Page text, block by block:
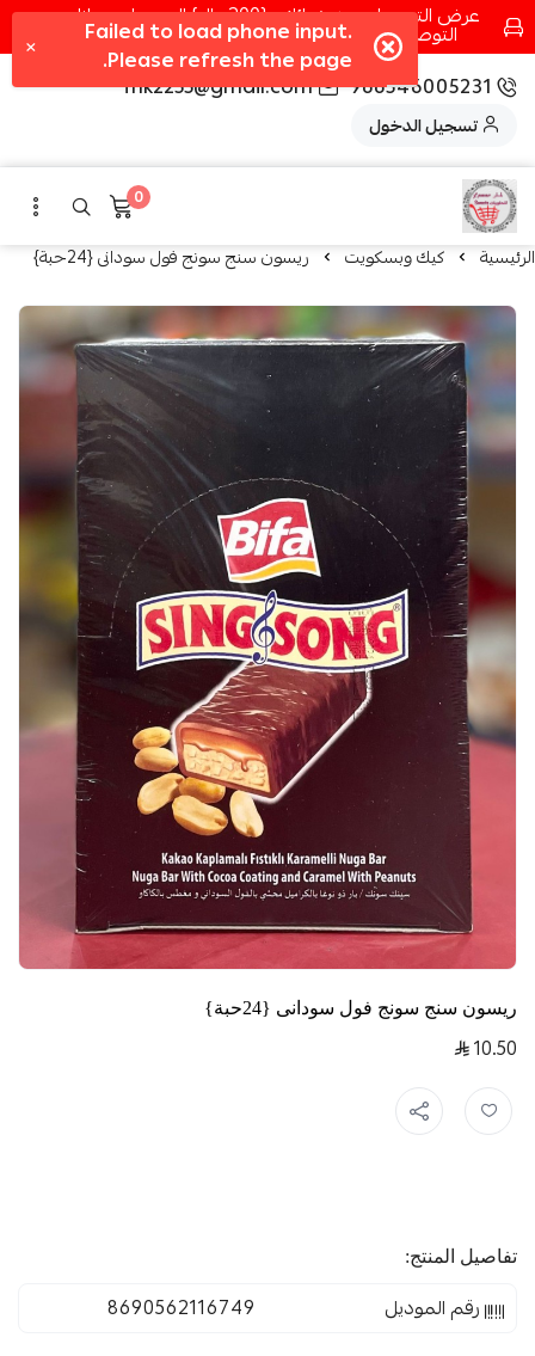
عرض التوصيل عند شرائك بـ{200ريال} التوصيل مجانا
التوصيل في مكه فقط كل اسبوع اصناف جديدة
966546005231
fhk2255@gmail.com
تسجيل الدخول
0
الرئيسية كيك وبسكويت ريسون سنج سونج فول سودانى {24حبة}
ريسون سنج سونج فول سودانى {24حبة}
10.50
تفاصيل المنتج:
رقم الموديل 8690562116749